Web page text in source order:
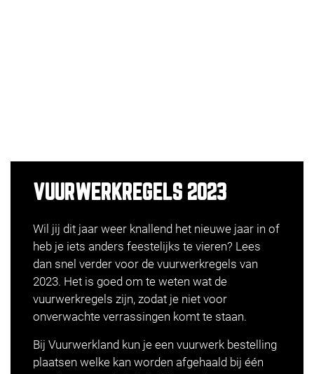
VUURWERKREGELS 2023
Wil jij dit jaar weer knallend het nieuwe jaar in of
heb je iets anders feestelijks te vieren? Lees
dan snel verder voor de vuurwerkregels van
2023. Het is goed om te weten wat de
vuurwerkregels zijn, zodat je niet voor
onverwachte verrassingen komt te staan.
Bij Vuurwerkland kun je een vuurwerk bestelling
plaatsen welke kan worden afgehaald bij één